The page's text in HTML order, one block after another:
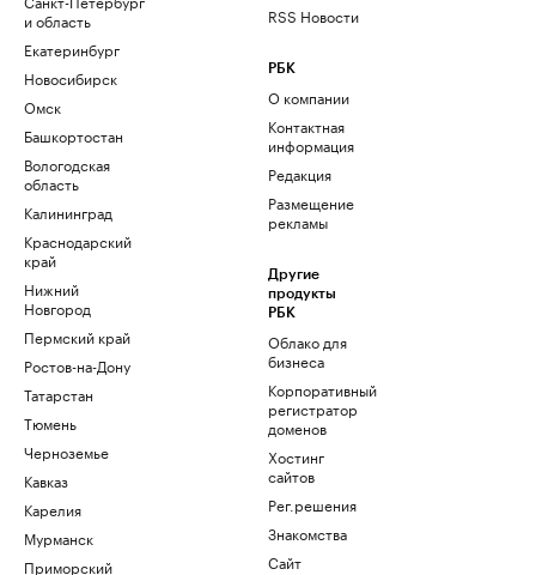
и область
Екатеринбург
Новосибирск
Омск
Башкортостан
Вологодская
область
Калининград
Краснодарский
край
Нижний
Новгород
Пермский край
Ростов-на-Дону
Татарстан
Тюмень
Черноземье
Кавказ
Карелия
Мурманск
Приморский
RSS Новости
РБК
О компании
Контактная
информация
Редакция
Размещение
рекламы
Другие
продукты
РБК
Облако для
бизнеса
Корпоративный
регистратор
доменов
Хостинг
сайтов
Рег.решения
Знакомства
Сайт